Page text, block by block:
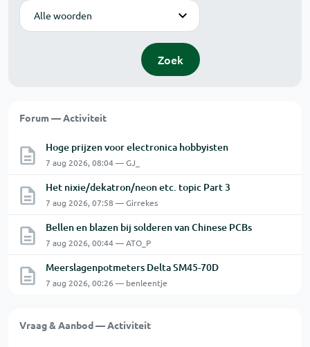
Modus
Zoek
Forum — Activiteit
Hoge prijzen voor electronica hobbyisten
7 aug 2026, 08:04 — GJ_
Het nixie/dekatron/neon etc. topic Part 3
7 aug 2026, 07:58 — Girrekes
Bellen en blazen bij solderen van Chinese PCBs
7 aug 2026, 00:44 — ATO_P
Meerslagenpotmeters Delta SM45-70D
7 aug 2026, 00:26 — benleentje
Vraag & Aanbod — Activiteit